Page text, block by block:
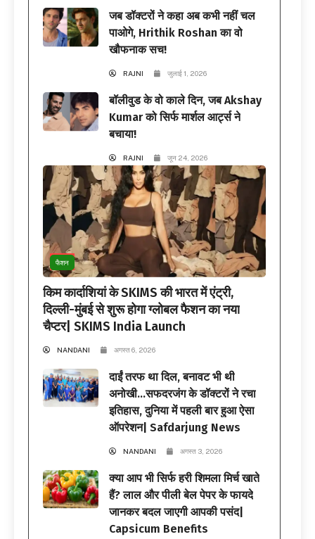
जब डॉक्टरों ने कहा अब कभी नहीं चल
पाओगे, Hrithik Roshan का वो
खौफनाक सच!
RAJNI जुलाई 1, 2026
बॉलीवुड के वो काले दिन, जब Akshay
Kumar को सिर्फ मार्शल आर्ट्स ने
बचाया!
RAJNI जून 24, 2026
फैशन
किम कार्दाशियां के SKIMS की भारत में एंट्री,
दिल्ली-मुंबई से शुरू होगा ग्लोबल फैशन का नया
चैप्टर| SKIMS India Launch
NANDANI अगस्त 6, 2026
दाईं तरफ था दिल, बनावट भी थी
अनोखी…सफदरजंग के डॉक्टरों ने रचा
इतिहास, दुनिया में पहली बार हुआ ऐसा
ऑपरेशन| Safdarjung News
NANDANI अगस्त 3, 2026
क्या आप भी सिर्फ हरी शिमला मिर्च खाते
हैं? लाल और पीली बेल पेपर के फायदे
जानकर बदल जाएगी आपकी पसंद|
Capsicum Benefits